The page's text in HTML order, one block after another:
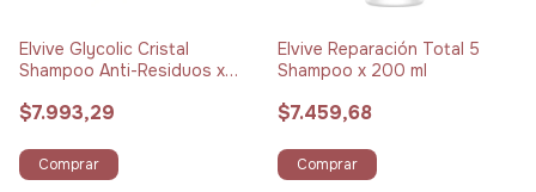
Elvive Glycolic Cristal
Shampoo Anti-Residuos x
$7.993,29
Comprar
Elvive Reparación Total 5
Shampoo x 200 ml
$7.459,68
Comprar